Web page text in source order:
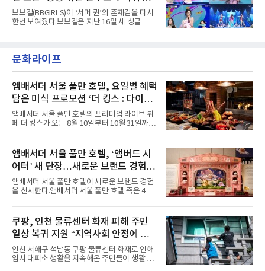
록된 ‘GO!’다. 이 노래는 공개 약 9개월 만인 지
난달 26일 자에 2억 고지를 밟았다. 이는 최근 5
년 내 데뷔한 보이그룹의 곡 중 최단기 2억 달성
했다. “내 티, 5 bucks 바지는, 만원” 등 멤버들
의 라이프 스타일
냥
브브걸(BBGIRLS)이 ‘서머 퀸’의 존재감을 다시
한번 보여줬다.브브걸은 지난 16일 새 싱글
MBC '쇼! 음악중심', SBS '인기가요' 등 주요 음
악방송 무대에 올라 화려한 퍼포먼스를 펼쳤다.
력을 앞세워 매 무대 색다른 볼거리를 선사했다.
특히 화사한 파스텔 톤의 비치웨어부터 청량한
마린룩, 햇살 아래 반짝이는 물결을 연상시키는
스커트, 강렬한 붉은 계열의 스타일링까지 각기
다른 매력을 선보였다. 브브걸은 다채로운 여름
패션을 완벽하게 소화하며 보
문화라이프
앰배서더 서울 풀만 호텔, 요일별 혜택
담은 미식 프로모션 ‘더 킹스 : 다이닝
프리빌리지즈’ 선봬
앰배서더 서울 풀만 호텔의 프리미엄 라이브 뷔
페 더 킹스가 오는 8월 10일부터 10월 31일까지
즈’를 선보인다.앰배서더 서울 풀만 호텔 측은
“요일마다 다른 즐거움과 한층 깊어진 미식의 여
유를 경험할 수 있도록 기획했다”고 밝혔다.먼저
월요일과 화요일에는 한 주의 문을 여는 여유로
운 식사를 테마로 다양한 혜택이 마련된다. 런치
이용 시 성인 5인 이상 사전 예약 고객에게 성인
1인 무료 혜택을 제공하며, 디너 이용 시에는 성
유료 회원 고객을 대상으로 5% 추가 할인 또는
바우처 1매 추가
앰배서더 서울 풀만 호텔, ‘앰버드 시
어터’ 새 단장…새로운 브랜드 경험 선
사
앰배서더 서울 풀만 호텔이 새로운 브랜드 경험
을 선사한다.앰배서더 서울 풀만 호텔 측은 4일
이야기를 담은 인형 극장 콘셉트의 공간 ‘앰버드
시어터(Ambird Theater)’를 새롭게 선보인
다”고 밝혔다.앰배서더 서울 풀만 호텔은 로비
한편에 마련된 앰버드 존을 통해 앰버드의 세계
관을 소개해왔다. 앰버드 존은 앰버드가 우주여
행 중 수집한 다양한 굿즈를 전시한 '앰버드 플래
닛(Ambird Planet)과 계절별 플라워 연출로 사
쿠팡, 인천 물류센터 화재 피해 주민
일상 복귀 지원 “지역사회 안정에 총
력”
인천 서해구 석남동 쿠팡 물류센터 화재로 인해
임시 대피소 생활을 지속해온 주민들이 생활 터